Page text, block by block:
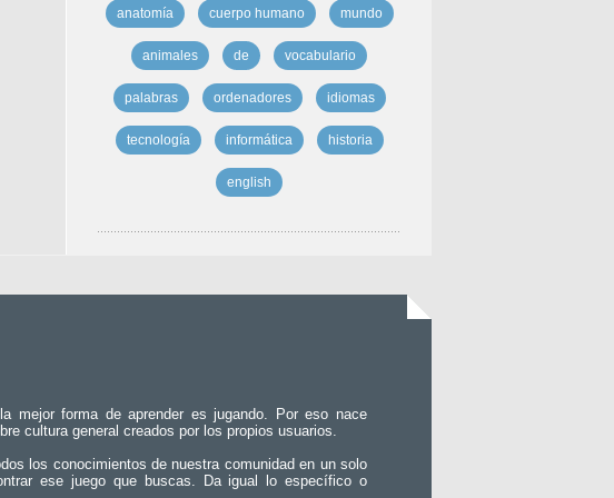
anatomía cuerpo humano mundo
animales de vocabulario
palabras ordenadores idiomas
tecnología informática historia
english
mejor forma de aprender es jugando. Por eso nace
cultura general creados por los propios usuarios.
los conocimientos de nuestra comunidad en un solo
ese juego que buscas. Da igual lo específico o